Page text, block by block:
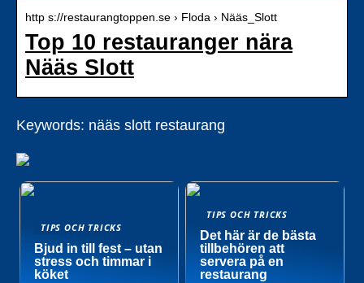
http s://restaurangtoppen.se › Floda › Nääs_Slott
Top 10 restauranger nära
Nääs Slott
Keywords: nääs slott restaurang
TIPS OCH TRICKS
Bjud in till fest – utan
stress och timmar i
köket
TIPS OCH TRICKS
Det här är de bästa
tillbehören att
servera på en
restaurang